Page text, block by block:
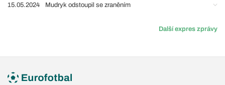
15.05.2024 Mudryk odstoupil se zraněním
Další expres zprávy